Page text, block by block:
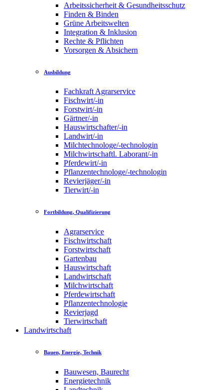
Arbeitssicherheit & Gesundheitsschutz
Finden & Binden
Grüne Arbeitswelten
Integration & Inklusion
Rechte & Pflichten
Vorsorgen & Absichern
Ausbildung
Fachkraft Agrarservice
Fischwirt/-in
Forstwirt/-in
Gärtner/-in
Hauswirtschafter/-in
Landwirt/-in
Milchtechnologe/-technologin
Milchwirtschaftl. Laborant/-in
Pferdewirt/-in
Pflanzentechnologe/-technologin
Revierjäger/-in
Tierwirt/-in
Fortbildung, Qualifizierung
Agrarservice
Fischwirtschaft
Forstwirtschaft
Gartenbau
Hauswirtschaft
Landwirtschaft
Milchwirtschaft
Pferdewirtschaft
Pflanzentechnologie
Revierjagd
Tierwirtschaft
Landwirtschaft
Bauen, Energie, Technik
Bauwesen, Baurecht
Energietechnik